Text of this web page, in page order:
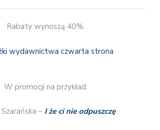
Rabaty wynoszą 40%.
W promocji na przykład:
– I że ci nie odpuszczę